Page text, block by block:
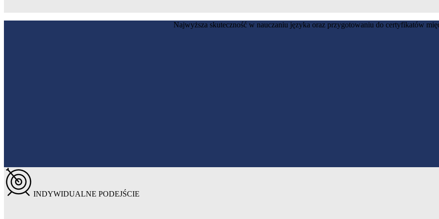
Najwyższa skuteczność w nauczaniu języka oraz przygotowaniu do certyfikatów
INDYWIDUALNE PODEJŚCIE